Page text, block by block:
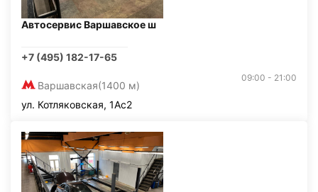
Автосервис Варшавское ш
+7 (495) 182-17-65
Варшавская(1400 м)
09:00 - 21:00
ул. Котляковская, 1Ас2